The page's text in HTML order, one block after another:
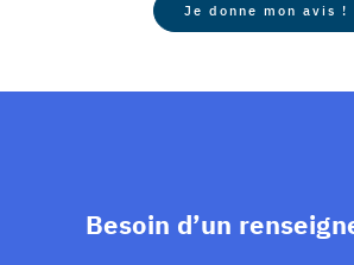
Je donne mon avis !
Besoin d’un